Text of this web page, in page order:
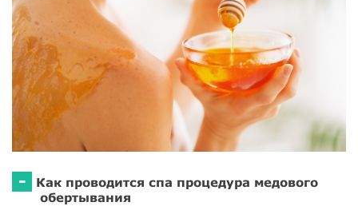
-
Как проводится спа процедура медового
обертывания